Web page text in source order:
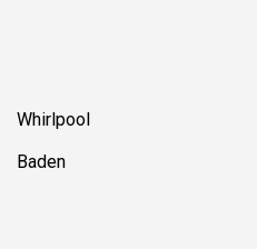
Whirlpool
Baden